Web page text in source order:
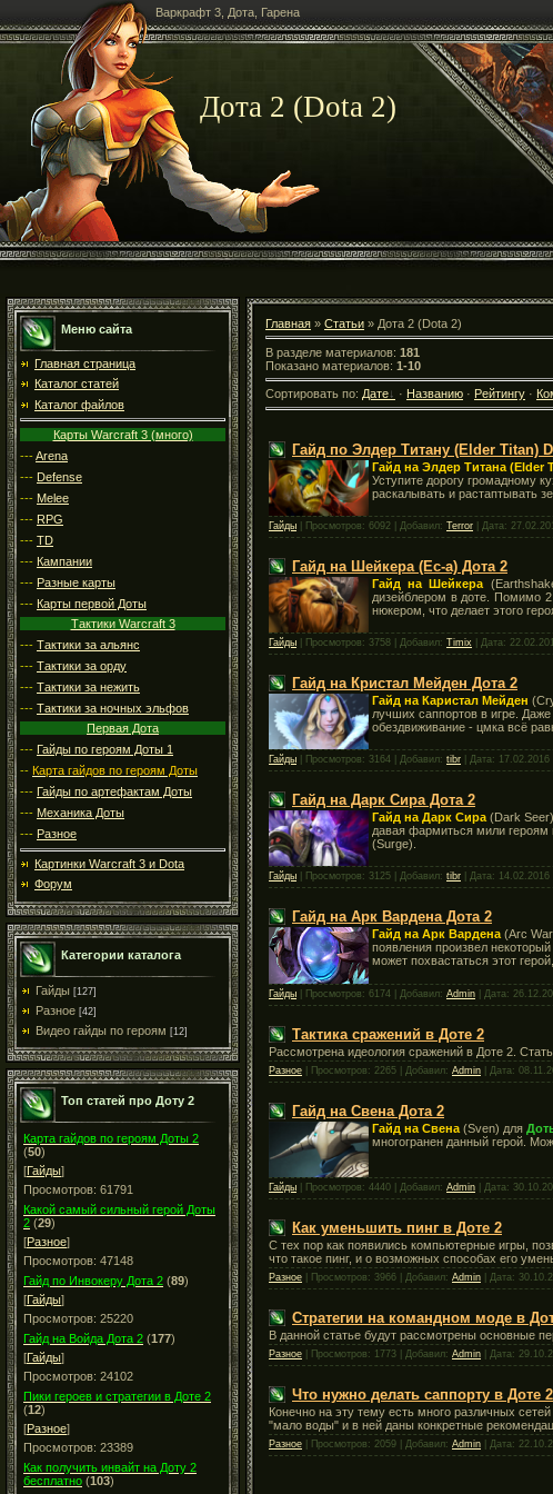
Варкрафт 3, Дота, Гарена
Дота 2 (Dota 2)
Меню сайта
Главная страница
Каталог статей
Каталог файлов
Карты Warcraft 3 (много)
---Arena
--- Defense
--- Melee
--- RPG
--- TD
--- Кампании
--- Разные карты
--- Карты первой Доты
Тактики Warcraft 3
--- Тактики за альянс
--- Тактики за орду
--- Тактики за нежить
--- Тактики за ночных эльфов
Первая Дота
--- Гайды по героям Доты 1
-- Карта гайдов по героям Доты
--- Гайды по артефактам Доты
--- Механика Доты
--- Разное
Картинки Warcraft 3 и Dota
Форум
Категории каталога
Гайды [127]
Разное [42]
Видео гайды по героям [12]
Топ статей про Доту 2
Карта гайдов по героям Доты 2
(50)
[Гайды]
Просмотров: 61791
Какой самый сильный герой Доты
2 (29)
[Разное]
Просмотров: 47148
Гайд по Инвокеру Дота 2 (89)
[Гайды]
Просмотров: 25220
Гайд на Войда Дота 2 (177)
[Гайды]
Просмотров: 24102
Пики героев и стратегии в Доте 2
(12)
[Разное]
Просмотров: 23389
Как получить инвайт на Доту 2
бесплатно (103)
Главная » Статьи » Дота 2 (Dota 2)
В разделе материалов: 181
Показано материалов: 1-10
Сортировать по: Дате · Названию · Рейтингу ·
Гайд по Элдер Титану (Elder Titan)
Гайд на Элдер Титана (Elder
Уступите дорогу громадному
раскалывать и растаптывать
Гайды | Просмотров: 6092 | Добавил: Terror | Дата:
Гайд на Шейкера (Ес-а) Дота 2
Гайд на Шейкера
дизейблером в доте. Помимо
нюкером, что делает этого
Гайды | Просмотров: 3758 | Добавил: Timix | Дата:
Гайд на Кристал Мейден Дота 2
Гайд на Каристал Мейден
лучших саппортов в игре.
обездвиживание - цмка всё
Гайды | Просмотров: 3164 | Добавил: tibr | Дата: 17.02.2016
Гайд на Дарк Сира Дота 2
Гайд на Дарк Сира (Dark
давая фармиться мили героям
(Surge).
Гайды | Просмотров: 3125 | Добавил: tibr | Дата: 14.02.2016
Гайд на Арк Вардена Дота 2
Гайд на Арк Вардена (Arc
появления произвел
может похвастаться этот
Гайды | Просмотров: 6174 | Добавил: Admin | Дата:
Тактика сражений в Доте 2
Рассмотрена идеология сражений в Доте 2.
Разное | Просмотров: 2265 | Добавил: Admin | Дата:
Гайд на Свена Дота 2
Гайд на Свена (Sven) для
многогранен данный герой.
Гайды | Просмотров: 4440 | Добавил: Admin | Дата:
Как уменьшить пинг в Доте 2
С тех пор как появились компьютерные игры,
что такое пинг, и о возможных способах его
Разное | Просмотров: 3966 | Добавил: Admin | Дата:
Стратегии на командном моде в
В данной статье будут рассмотрены основные
Разное | Просмотров: 1773 | Добавил: Admin | Дата:
Что нужно делать саппорту в Доте 2
Конечно на эту тему есть много различных
"мало воды" и в ней даны конкретные
Разное | Просмотров: 2059 | Добавил: Admin | Дата: